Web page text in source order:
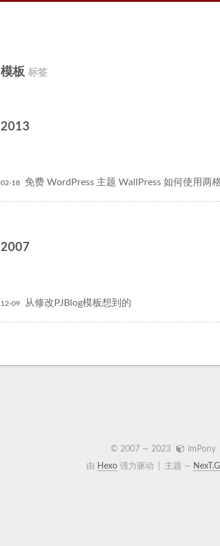
模板 标签
2013
免费 WordPress 主题 WallPress 如何使用两
02-18
2007
从修改PJBlog模板想到的
12-09
© 2007 — 2023
imPony
由 Hexo强力驱动 主题 —